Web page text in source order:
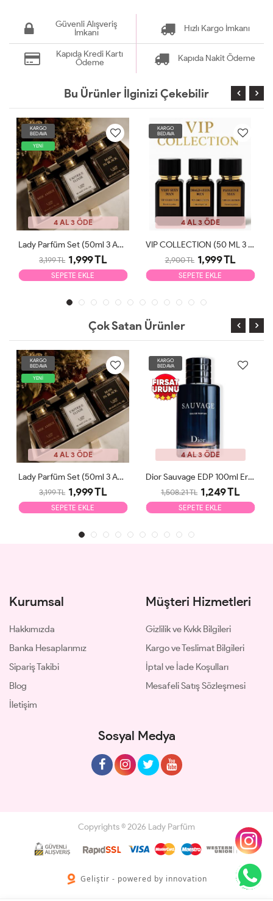
Güvenli Alışveriş
İmkanı
Hızlı Kargo İmkanı
Kapıda Kredi Kartı
Ödeme
Kapıda Nakit Ödeme
Bu Ürünler İlginizi Çekebilir
KARGO
BEDAVA
YENİ
4 AL 3 ÖDE
Lady Parfüm Set (50ml 3 Adet)
3,199 TL 1,999 TL
SEPETE EKLE
KARGO
BEDAVA
4 AL 3 ÖDE
VIP COLLECTION (50 ML 3 ADET)
2,900 TL 1,999 TL
SEPETE EKLE
Çok Satan Ürünler
KARGO
BEDAVA
YENİ
4 AL 3 ÖDE
Lady Parfüm Set (50ml 3 Adet)
3,199 TL 1,999 TL
SEPETE EKLE
KARGO
BEDAVA
4 AL 3 ÖDE
Dior Sauvage EDP 100ml Erkek Parfüm Tester
1,508.21 TL 1,249 TL
SEPETE EKLE
Kurumsal
Hakkımızda
Banka Hesaplarımız
Sipariş Takibi
Blog
İletişim
Müşteri Hizmetleri
Gizlilik ve Kvkk Bilgileri
Kargo ve Teslimat Bilgileri
İptal ve İade Koşulları
Mesafeli Satış Sözleşmesi
Sosyal Medya
Copyrights © 2026 Lady Parfüm
Geliştir - powered by innovation